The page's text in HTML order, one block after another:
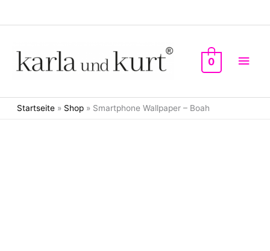
0
Startseite » Shop » Smartphone Wallpaper – Boah